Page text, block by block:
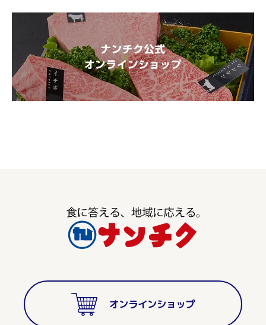
オンラインショップ